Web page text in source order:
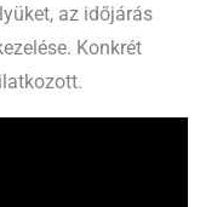
az időjárás
Konkrét